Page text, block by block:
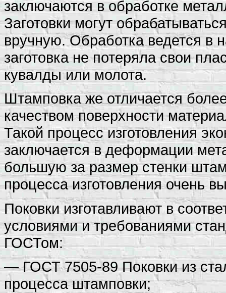
заключаются в обработке
Заготовки могут
вручную. Обработка ведется в
заготовка не потеряла свои
кувалды или молота.
Штамповка же отличается
качеством поверхности
Такой процесс изготовления
заключается в деформации
большую за размер стенки
процесса изготовления очень
Поковки изготавливают в
условиями и требованиями
ГОСТом:
— ГОСТ 7505-89 Поковки из
процесса штамповки;